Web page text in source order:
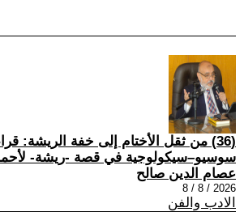
(36) من ثقل الأختام إلى خفة الريشة:
سوسيو–سيكولوجية في قصة -ريشة-
عصام الدين صالح
2026 / 8 / 8
الادب والفن